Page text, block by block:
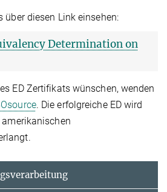
über diesen Link einsehen:
Determination on
ED Zertifikats wünschen, wenden
. Die erfolgreiche ED wird